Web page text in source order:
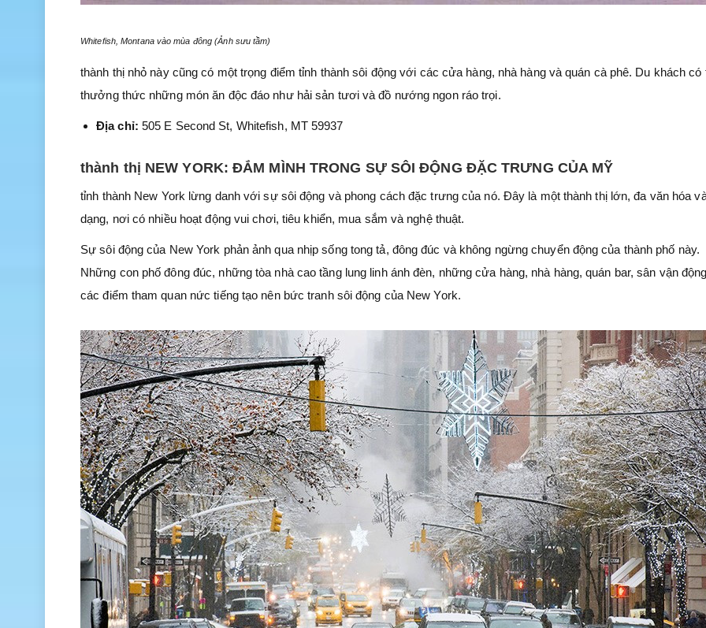
Whitefish, Montana vào mùa đông (Ảnh sưu tầm)
thành thị nhỏ này cũng có một trọng điểm tỉnh thành sôi động với các cửa hàng, nhà hàng và quán cà phê. Du khách có
thưởng thức những món ăn độc đáo như hải sản tươi và đồ nướng ngon ráo trọi.
Địa chỉ: 505 E Second St, Whitefish, MT 59937
thành thị NEW YORK: ĐẮM MÌNH TRONG SỰ SÔI ĐỘNG ĐẶC TRƯNG CỦA MỸ
tỉnh thành New York lừng danh với sự sôi động và phong cách đặc trưng của nó. Đây là một thành thị lớn, đa văn hóa
dạng, nơi có nhiều hoạt động vui chơi, tiêu khiển, mua sắm và nghệ thuật.
Sự sôi động của New York phản ảnh qua nhịp sống tong tả, đông đúc và không ngừng chuyển động của thành phố này.
Những con phố đông đúc, những tòa nhà cao tầng lung linh ánh đèn, những cửa hàng, nhà hàng, quán bar, sân vận
các điểm tham quan nức tiếng tạo nên bức tranh sôi động của New York.